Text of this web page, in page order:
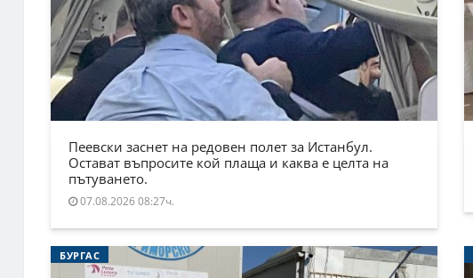
Пеевски заснет на редовен полет за Истанбул.
Остават въпросите кой плаща и каква е целта на
пътуването.
07.08.2026 08:27ч.
БУРГАС